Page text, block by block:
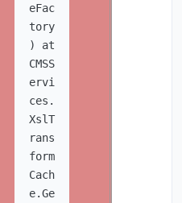
eFac
tory
) at
CMSS
ervi
ces.
XslT
rans
form
Cach
e.Ge